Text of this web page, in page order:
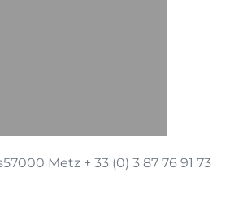
Metz + 33 (0) 3 87 76 91 73